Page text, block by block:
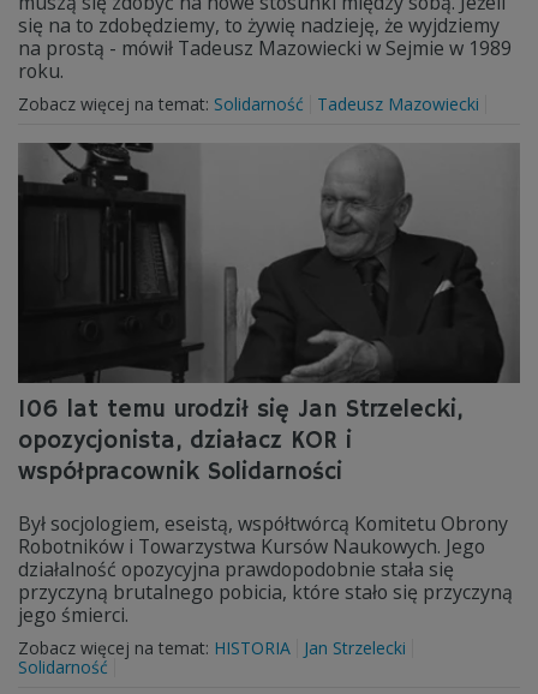
się na to zdobędziemy, to żywię nadzieję, że wyjdziemy
na prostą - mówił Tadeusz Mazowiecki w Sejmie w 1989
roku.
Zobacz więcej na temat: Solidarność Tadeusz Mazowiecki
106 lat temu urodził się Jan Strzelecki,
opozycjonista, działacz KOR i
współpracownik Solidarności
Był socjologiem, eseistą, współtwórcą Komitetu Obrony
Robotników i Towarzystwa Kursów Naukowych. Jego
działalność opozycyjna prawdopodobnie stała się
przyczyną brutalnego pobicia, które stało się przyczyną
jego śmierci.
Zobacz więcej na temat: HISTORIA
Jan Strzelecki
Solidarność